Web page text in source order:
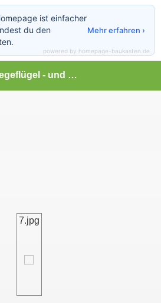
Rassegeflügel - und Kleintierhof Lonalu
7.jpg
ist einfacher
du den
Mehr erfahren ›
powered by homepage-baukasten.de